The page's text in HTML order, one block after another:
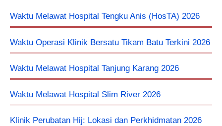
Waktu Melawat Hospital Tengku Anis (HosTA) 2026
Waktu Operasi Klinik Bersatu Tikam Batu Terkini 2026
Waktu Melawat Hospital Tanjung Karang 2026
Waktu Melawat Hospital Slim River 2026
Klinik Perubatan Hij: Lokasi dan Perkhidmatan 2026